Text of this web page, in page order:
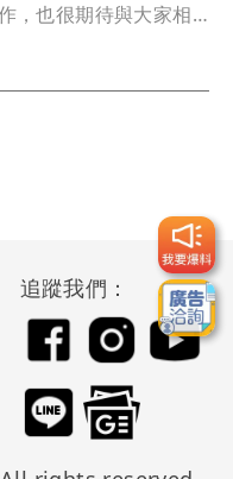
，也很期待與大家相
追蹤我們：